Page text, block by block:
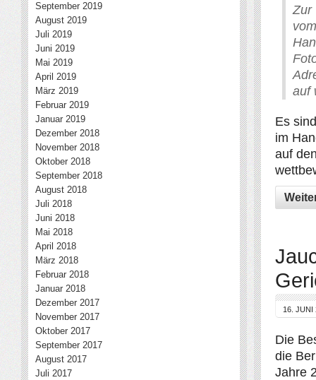
Zur
auf
Es
im
auf
16. JUNI
Die
die
Jahre
September 2019
August 2019
Juli 2019
Juni 2019
Mai 2019
April 2019
März 2019
Februar 2019
Januar 2019
Dezember 2018
November 2018
Oktober 2018
September 2018
August 2018
Juli 2018
Juni 2018
Mai 2018
April 2018
März 2018
Februar 2018
Januar 2018
Dezember 2017
November 2017
Oktober 2017
September 2017
August 2017
Juli 2017